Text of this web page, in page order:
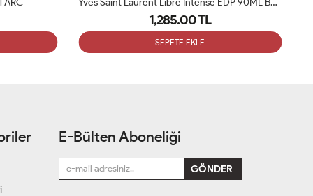
1,285.00 TL
SEPETE EKLE
E-Bülten Aboneliği